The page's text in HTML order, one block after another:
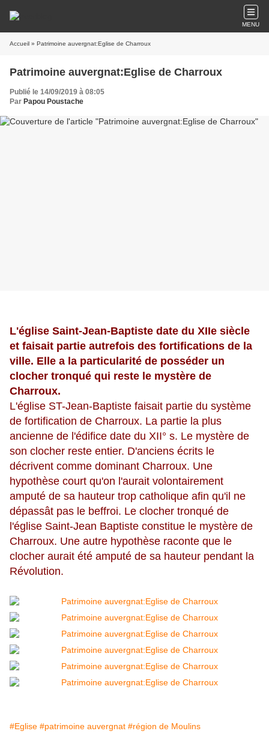
MENU
Accueil » Patrimoine auvergnat:Eglise de Charroux
Patrimoine auvergnat:Eglise de Charroux
Publié le 14/09/2019 à 08:05
Par Papou Poustache
L'église Saint-Jean-Baptiste date du XIIe siècle
et faisait partie autrefois des fortifications de la
ville. Elle a la particularité de posséder un
clocher tronqué qui reste le mystère de
Charroux.
L'église ST-Jean-Baptiste faisait partie du système
de fortification de Charroux. La partie la plus
ancienne de l'édifice date du XII° s. Le mystère de
son clocher reste entier. D'anciens écrits le
décrivent comme dominant Charroux. Une
hypothèse court qu'on l'aurait volontairement
amputé de sa hauteur trop catholique afin qu'il ne
dépassât pas le beffroi. Le clocher tronqué de
l'église Saint-Jean Baptiste constitue le mystère de
Charroux. Une autre hypothèse raconte que le
clocher aurait été amputé de sa hauteur pendant la
Révolution.
#Eglise #patrimoine auvergnat #région de Moulins